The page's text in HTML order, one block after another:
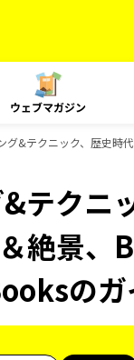
ウェブマガジン
グ&テクニック、歴史時
テクニ
絶景、
の